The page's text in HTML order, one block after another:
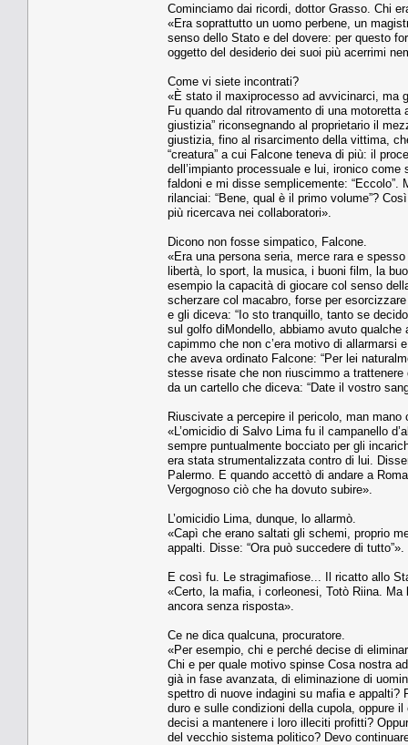
Cominciamo dai ricordi, dottor Grasso. Chi
«Era soprattutto un uomo perbene, un
senso dello Stato e del dovere: per questo
oggetto del desiderio dei suoi più acerrimi
Come vi siete incontrati?
«È stato il maxiprocesso ad avvicinarci, ma
Fu quando dal ritrovamento di una
giustizia” riconsegnando al proprietario il
giustizia, fino al risarcimento della vittima,
“creatura” a cui Falcone teneva di più: il
dell’impianto processuale e lui, ironico
faldoni e mi disse semplicemente:
rilanciai: “Bene, qual è il primo volume”?
più ricercava nei collaboratori».
Dicono non fosse simpatico, Falcone.
«Era una persona seria, merce rara e
libertà, lo sport, la musica, i buoni film, la
esempio la capacità di giocare col senso
scherzare col macabro, forse per
e gli diceva: “Io sto tranquillo, tanto se
sul golfo diMondello, abbiamo avuto
capimmo che non c’era motivo di allarmarsi
che aveva ordinato Falcone: “Per lei
stesse risate che non riuscimmo a
da un cartello che diceva: “Date il vostro
Riuscivate a percepire il pericolo, man
«L’omicidio di Salvo Lima fu il campanello
sempre puntualmente bocciato per gli
era stata strumentalizzata contro di lui.
Palermo. E quando accettò di andare a
Vergognoso ciò che ha dovuto subire».
L’omicidio Lima, dunque, lo allarmò.
«Capì che erano saltati gli schemi, proprio
appalti. Disse: “Ora può succedere di tutto”».
E così fu. Le stragimafiose... Il ricatto allo
«Certo, la mafia, i corleonesi, Totò Riina.
ancora senza risposta».
Ce ne dica qualcuna, procuratore.
«Per esempio, chi e perché decise di
Chi e per quale motivo spinse Cosa nostra
già in fase avanzata, di eliminazione di
spettro di nuove indagini su mafia e
duro e sulle condizioni della cupola, oppure
decisi a mantenere i loro illeciti profitti?
del vecchio sistema politico? Devo